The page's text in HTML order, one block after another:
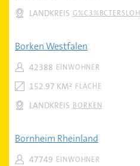
G%C3%BCTERSLOH
LANDKREIS
Borken Westfalen
EINWOHNER
42388
FLÄCHE
152.97 KM²
BORKEN
LANDKREIS
Bornheim Rheinland
EINWOHNER
47749